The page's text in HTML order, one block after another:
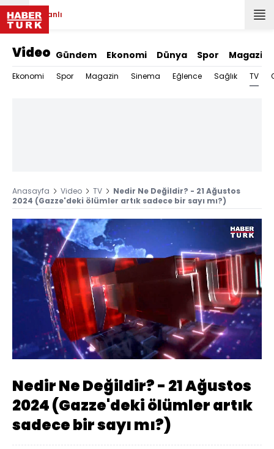
Canlı
Video Gündem Ekonomi Dünya Spor Magazin
Ekonomi Spor Magazin Sinema Eğlence Sağlık TV
Anasayfa Video TV
Nedir Ne Değildir? - 21 Ağustos
2024 (Gazze'deki ölümler artık sadece bir sayı mı?)
Sesi
Aç
:
0.41%
Oynatma
Hızı
Nedir Ne Değildir? - 21 Ağustos
2024 (Gazze'deki ölümler artık
sadece bir sayı mı?)